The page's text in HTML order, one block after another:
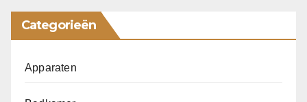
Categorieën
Apparaten